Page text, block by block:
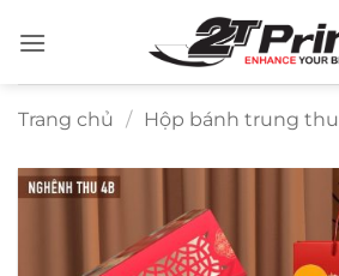
qua
Trang chủ / Hộp bánh trung thu